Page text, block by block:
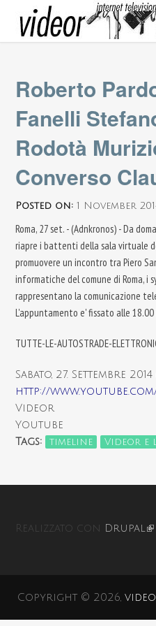
Roberto
Fanelli
Rodotà
Converso
Posted on: 1 November
Roma, 27 set. - (Adnkronos) - Da
riapre i battenti della sala virtuale
promuovere un incontro tra Piero
informatiche del comune di Roma, i
rappresentano la comunicazione
L'appuntamento e' fissato alle
TUTTE-LE-AUTOSTRADE-
Sabato, 27. Settembre
http://
Videor
Youtube
Tags:
timeline Videor e
Realizzato con Drupal
Copyright © 2026,